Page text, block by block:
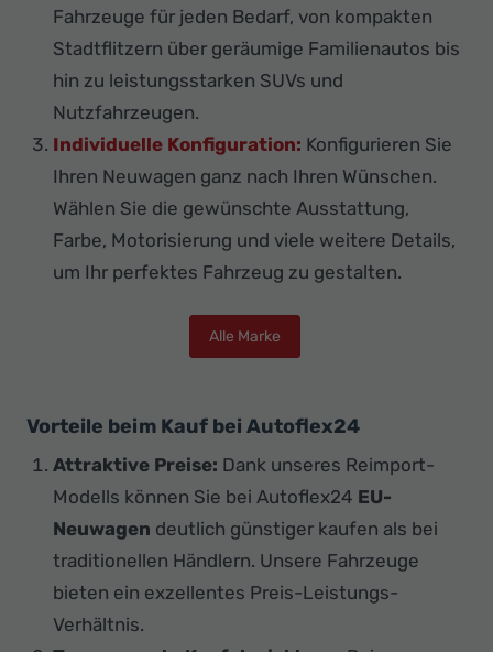
Fahrzeuge für jeden Bedarf, von kompakten
Stadtflitzern über geräumige Familienautos bis
hin zu leistungsstarken SUVs und
Nutzfahrzeugen.
Individuelle Konfiguration: Konfigurieren Sie
Ihren Neuwagen ganz nach Ihren Wünschen.
Wählen Sie die gewünschte Ausstattung,
Farbe, Motorisierung und viele weitere Details,
um Ihr perfektes Fahrzeug zu gestalten.
Alle Marke
Vorteile beim Kauf bei Autoflex24
Attraktive Preise: Dank unseres Reimport-
Modells können Sie bei Autoflex24 EU-
Neuwagen deutlich günstiger kaufen als bei
traditionellen Händlern. Unsere Fahrzeuge
bieten ein exzellentes Preis-Leistungs-
Verhältnis.